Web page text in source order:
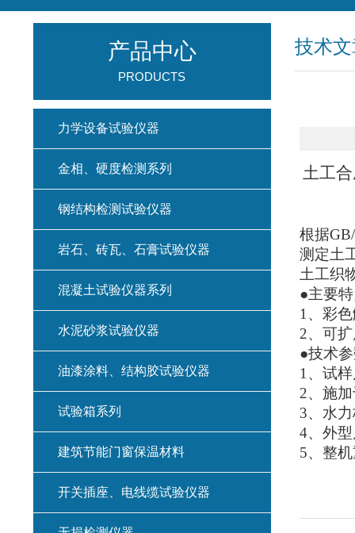
技术
土工
根据
测定土
土工织
●主要
1 、彩
2、可
●技术
1 、试
2、施
3、水
4、外型
5、整
产品中心
PRODUCTS
力学设备试验仪器
金相、硬度检测系列
钢结构检测试验仪器
岩石、砖瓦、石膏试验仪器
混凝土试验仪器系列
水泥砂浆试验仪器
油漆涂料、结构胶试验仪器
试验箱系列
建筑节能门窗保温材料
开关插座、电线缆试验仪器